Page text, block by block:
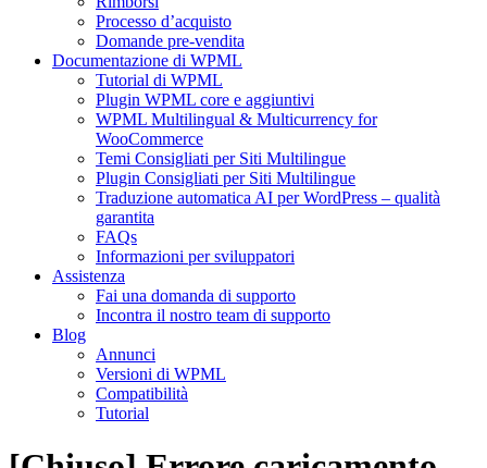
Processo d’acquisto
Domande pre-vendita
Documentazione di WPML
Tutorial di WPML
Plugin WPML core e aggiuntivi
WPML Multilingual & Multicurrency for
WooCommerce
Temi Consigliati per Siti Multilingue
Plugin Consigliati per Siti Multilingue
Traduzione automatica AI per WordPress – qualità
garantita
FAQs
Informazioni per sviluppatori
Assistenza
Fai una domanda di supporto
Incontra il nostro team di supporto
Blog
Annunci
Versioni di WPML
Compatibilità
Tutorial